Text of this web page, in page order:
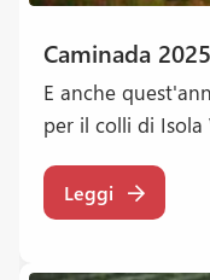
Caminada 2025
E anche
per il colli di Isola
Leggi